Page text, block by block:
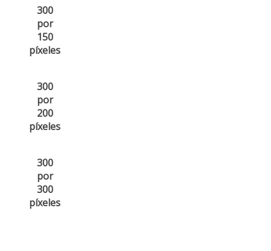
300
por
150
píxeles
300
por
200
píxeles
300
por
300
píxeles